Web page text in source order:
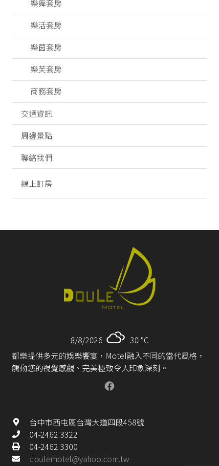
樂舞套房
樂活套房
樂茵套房
樂芙套房
商務套房
交通資訊
周邊景點
聯絡我們
線上訂房
8/8/2026 30 °C
都樂提供多元的娛樂饗宴，Motel融入不同的當代風格，
觸動您的視覺感觀、完美極致令人印象深刻。
台中市西屯區台灣大道四段458號
04-2462 3322
04-2462 3300
doulemotel@yahoo.com.tw